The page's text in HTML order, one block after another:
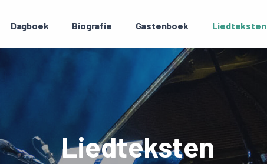
Dagboek Biografie Gastenboek Liedteksten
Liedteksten